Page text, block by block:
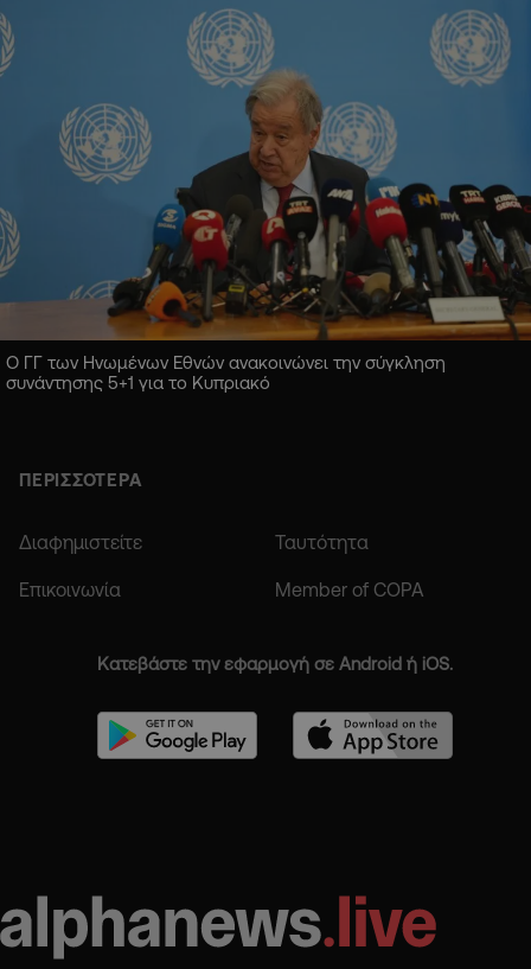
Ο ΓΓ των Ηνωμένων Εθνών ανακοινώνει την σύγκληση
συνάντησης 5+1 για το Κυπριακό
ΠΕΡΙΣΣΟΤΕΡΑ
Διαφημιστείτε Ταυτότητα
Επικοινωνία Member of COPA
Κατεβάστε την εφαρμογή σε Android ή iOS.